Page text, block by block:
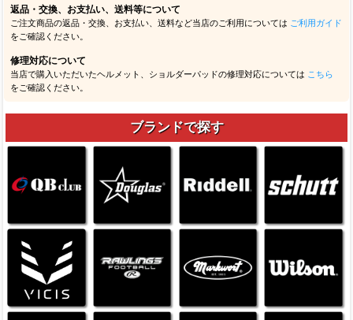
返品・交換、お支払い、送料等について
ご注文商品の返品・交換、お支払い、送料など当店のご利用については ご利用ガイド
をご確認ください。
修理対応について
当店で購入いただいたヘルメット、ショルダーパッドの修理対応については こちら
をご確認ください。
ブランドで探す